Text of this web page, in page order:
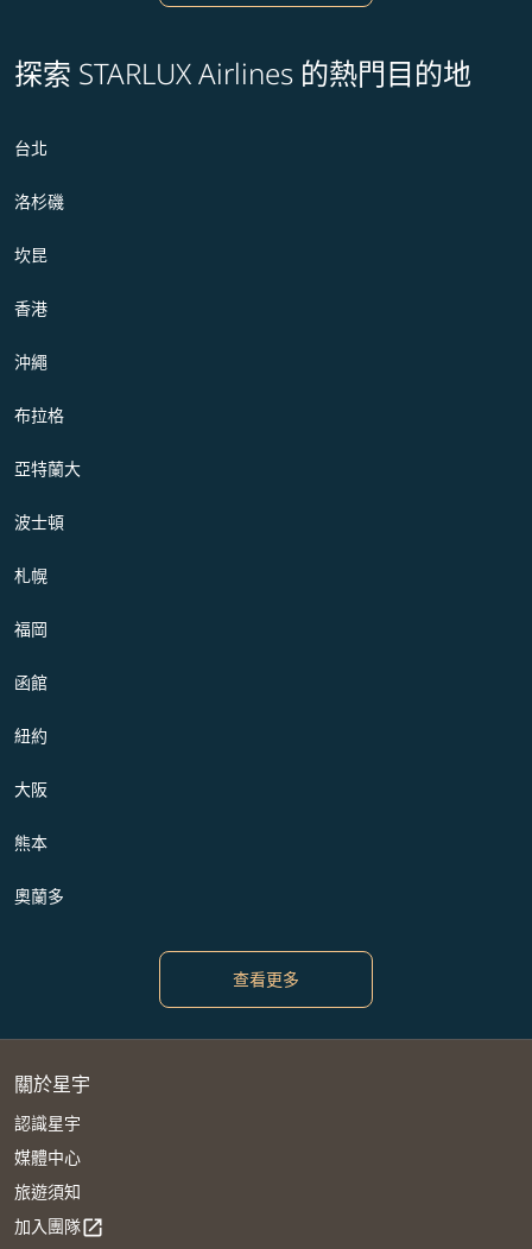
探索 STARLUX Airlines 的熱門目的地
台北
洛杉磯
坎昆
香港
沖繩
布拉格
亞特蘭大
波士頓
札幌
福岡
函館
紐約
大阪
熊本
奧蘭多
查看更多
關於星宇
認識星宇
媒體中心
旅遊須知
加入團隊open_in_new